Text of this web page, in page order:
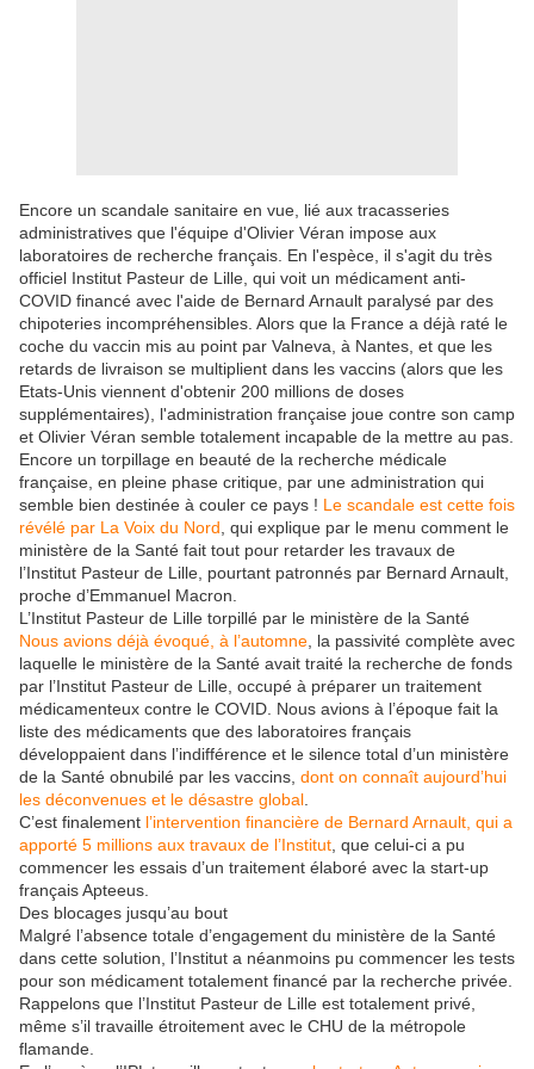
Encore un scandale sanitaire en vue, lié aux tracasseries
administratives que l'équipe d'Olivier Véran impose aux
laboratoires de recherche français. En l'espèce, il s'agit du très
officiel Institut Pasteur de Lille, qui voit un médicament anti-
COVID financé avec l'aide de Bernard Arnault paralysé par des
chipoteries incompréhensibles. Alors que la France a déjà raté le
coche du vaccin mis au point par Valneva, à Nantes, et que les
retards de livraison se multiplient dans les vaccins (alors que les
Etats-Unis viennent d'obtenir 200 millions de doses
supplémentaires), l'administration française joue contre son camp
et Olivier Véran semble totalement incapable de la mettre au pas.
Encore un torpillage en beauté de la recherche médicale
française, en pleine phase critique, par une administration qui
semble bien destinée à couler ce pays ! Le scandale est cette fois
révélé par La Voix du Nord , qui explique par le menu comment le
ministère de la Santé fait tout pour retarder les travaux de
l’Institut Pasteur de Lille, pourtant patronnés par Bernard Arnault,
proche d’Emmanuel Macron.
L’Institut Pasteur de Lille torpillé par le ministère de la Santé
Nous avions déjà évoqué, à l’automne , la passivité complète avec
laquelle le ministère de la Santé avait traité la recherche de fonds
par l’Institut Pasteur de Lille, occupé à préparer un traitement
médicamenteux contre le COVID. Nous avions à l’époque fait la
liste des médicaments que des laboratoires français
développaient dans l’indifférence et le silence total d’un ministère
de la Santé obnubilé par les vaccins, dont on connaît aujourd’hui
les déconvenues et le désastre global
C’est finalement l’intervention financière de Bernard Arnault, qui a
apporté 5 millions aux travaux de l’Institut , que celui-ci a pu
commencer les essais d’un traitement élaboré avec la start-up
français Apteeus.
Des blocages jusqu’au bout
Malgré l’absence totale d’engagement du ministère de la Santé
dans cette solution, l’Institut a néanmoins pu commencer les tests
pour son médicament totalement financé par la recherche privée.
Rappelons que l’Institut Pasteur de Lille est totalement privé,
même s’il travaille étroitement avec le CHU de la métropole
flamande.